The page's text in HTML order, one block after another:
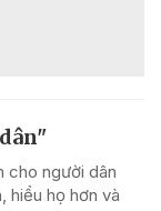
cho người dân
hiểu họ hơn và